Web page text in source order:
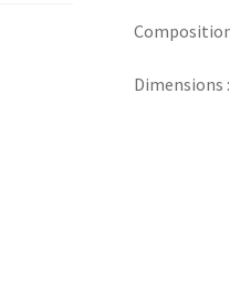
Dimensions